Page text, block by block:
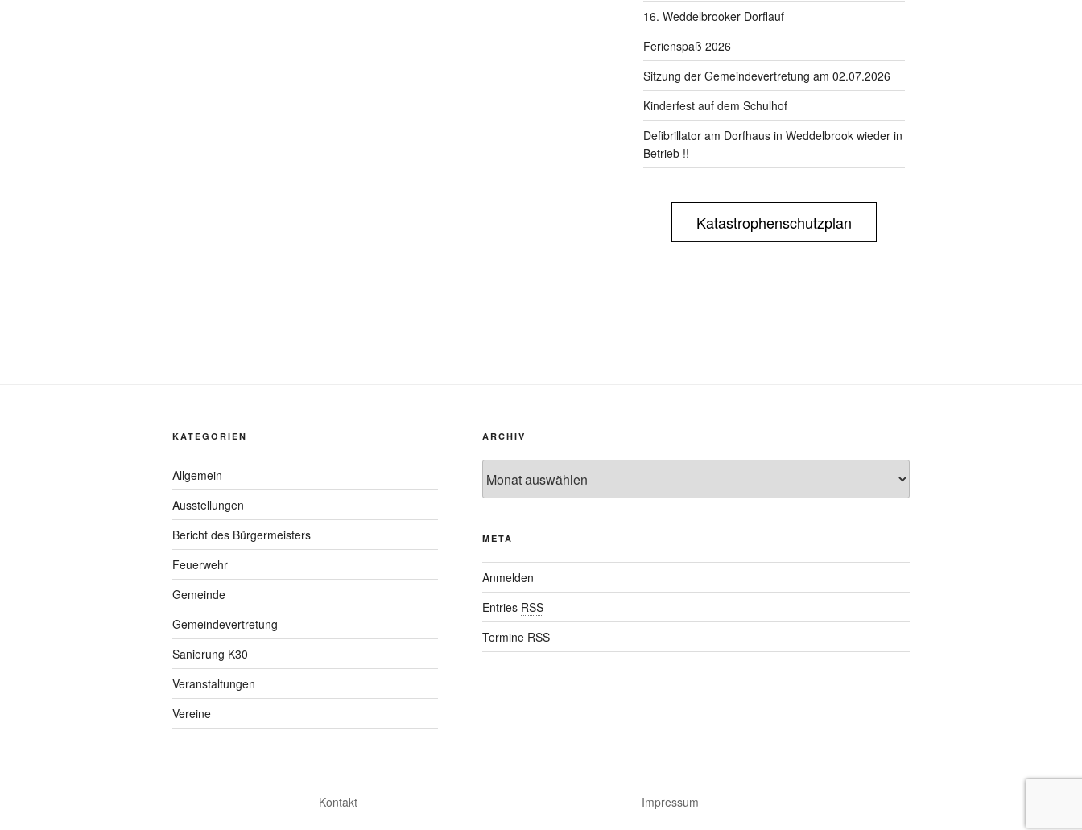
16. Weddelbrooker Dorflauf
Ferienspaß 2026
Sitzung der Gemeindevertretung am 02.07.2026
Kinderfest auf dem Schulhof
Defibrillator am Dorfhaus in Weddelbrook wieder in
Betrieb !!
Katastrophenschutzplan
KATEGORIEN
Allgemein
Ausstellungen
Bericht des Bürgermeisters
Feuerwehr
Gemeinde
Gemeindevertretung
Sanierung K30
Veranstaltungen
Vereine
ARCHIV
META
Anmelden
Entries RSS
Termine RSS
Kontakt Impressum